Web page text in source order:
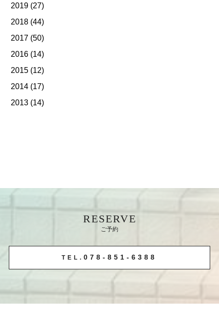
2019 (27)
2018 (44)
2017 (50)
2016 (14)
2015 (12)
2014 (17)
2013 (14)
RESERVE
ご予約
TEL.078-851-6388